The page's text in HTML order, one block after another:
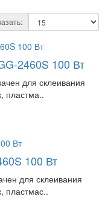
2460S 100 Вт
для склеивания
пластма..
100 Вт
для склеивания
пластмас..